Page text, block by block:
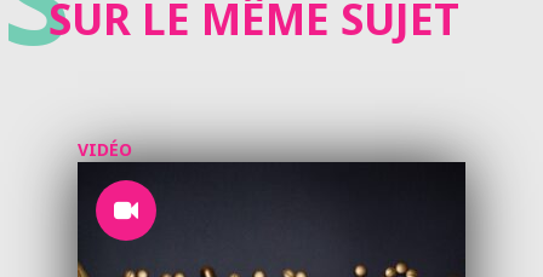
SUR LE MÊME SUJET
VIDÉO